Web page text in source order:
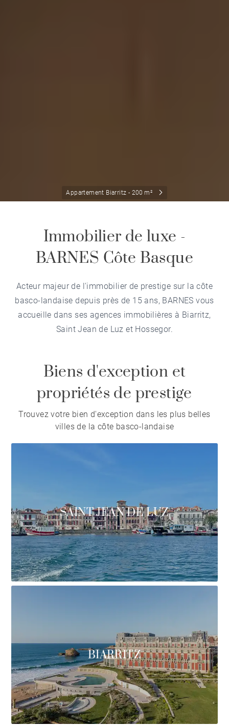
Appartement Biarritz - 200 m²
Immobilier de luxe -
BARNES Côte Basque
Acteur majeur de l'immobilier de prestige sur la côte
basco-landaise depuis près de 15 ans, BARNES vous
accueille dans ses agences immobilières à Biarritz,
Saint Jean de Luz et Hossegor.
Biens d'exception et
propriétés de prestige
Trouvez votre bien d'exception dans les plus belles
villes de la côte basco-landaise
SAINT JEAN DE LUZ
BIARRITZ